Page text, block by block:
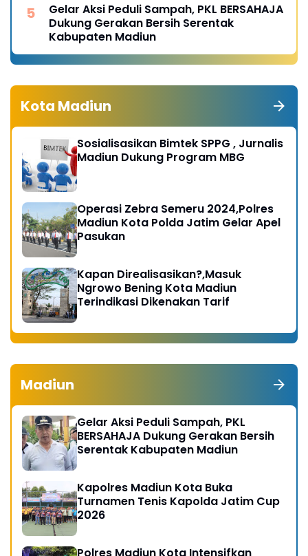
Gelar Aksi Peduli Sampah, PKL BERSAHAJA
Dukung Gerakan Bersih Serentak
Kabupaten Madiun
Kota Madiun
Sosialisasikan Bimtek SPPG , Jurnalis
Madiun Dukung Program MBG
Operasi Zebra Semeru 2024,Polres
Madiun Kota Polda Jatim Gelar Apel
Pasukan
Kapan Direalisasikan?,Masuk
Ngrowo Bening Kota Madiun
Terindikasi Dikenakan Tarif
Madiun
Gelar Aksi Peduli Sampah, PKL
BERSAHAJA Dukung Gerakan Bersih
Serentak Kabupaten Madiun
Kapolres Madiun Kota Buka
Turnamen Tenis Kapolda Jatim Cup
2026